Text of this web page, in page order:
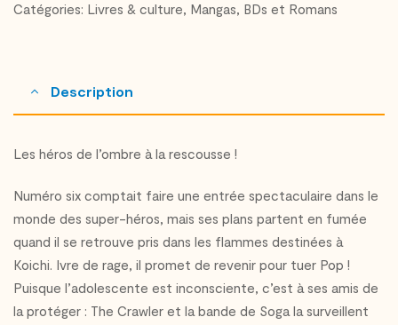
Catégories: Livres & culture, Mangas, BDs et Romans
Description
Les héros de l’ombre à la rescousse !
Numéro six comptait faire une entrée spectaculaire dans le
monde des super-héros, mais ses plans partent en fumée
quand il se retrouve pris dans les flammes destinées à
Koichi. Ivre de rage, il promet de revenir pour tuer Pop !
Puisque l’adolescente est inconsciente, c’est à ses amis de
la protéger : The Crawler et la bande de Soga la surveillent